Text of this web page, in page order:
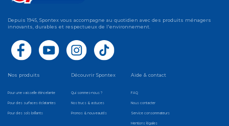
Depuis 1945, Spontex vous accompagne au quotidien avec des produits ménagers
innovants, durables et respectueux de l'environnement.
Nos produits
Pour une vaisselle étincelante
Pour des surfaces éclatantes
Pour des sols brillants
Découvrir Spontex
Qui sommes-nous ?
Nos trucs & astuces
Promos & nouveautés
Aide & contact
FAQ
Nous contacter
Service consommateurs
Mentions légales